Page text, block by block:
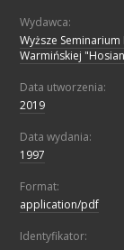
Wydawca:
Wyższe
Warmińskiej
Data utworzenia:
2019
Data wydania:
1997
Format:
application/pdf
Identyfikator: